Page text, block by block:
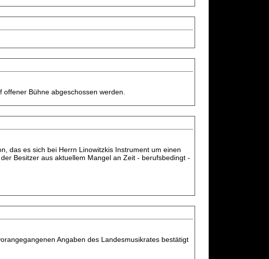
Bühne abgeschossen werden.
das es sich bei Herrn Linowitzkis Instrument um einen
Besitzer aus aktuellem Mangel an Zeit - berufsbedingt -
Angaben des Landesmusikrates bestätigt